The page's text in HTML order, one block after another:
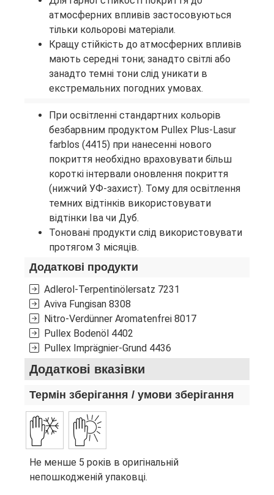
атмосферних впливів застосовуються
тільки кольорові матеріали.
Кращу стійкість до атмосферних впливів
мають середні тони; занадто світлі або
занадто темні тони слід уникати в
екстремальних погодних умовах.
При освітленні стандартних кольорів
безбарвним продуктом Pullex Plus-Lasur
farblos (4415) при нанесенні нового
покриття необхідно враховувати більш
короткі інтервали оновлення покриття
(нижчий УФ-захист). Тому для освітлення
темних відтінків використовувати
відтінки Іва чи Дуб.
Тоновані продукти слід використовувати
протягом 3 місяців.
Додаткові продукти
Adlerol-Terpentinölersatz 7231
Aviva Fungisan 8308
Nitro-Verdünner Aromatenfrei 8017
Pullex Bodenöl 4402
Pullex Imprägnier-Grund 4436
Додаткові вказівки
Термін зберігання / умови зберігання
Не менше 5 років в оригінальній
непошкодженій упаковці.